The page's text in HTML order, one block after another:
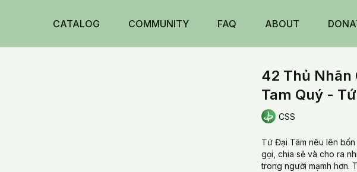
CATALOG COMMUNITY FAQ ABOUT
42 Thủ Nhãn
Tam Quý -
CSS
Tứ Đại Tâm nêu lên
gọi, chia sẻ và cho ra
trong người mạmh hơn.